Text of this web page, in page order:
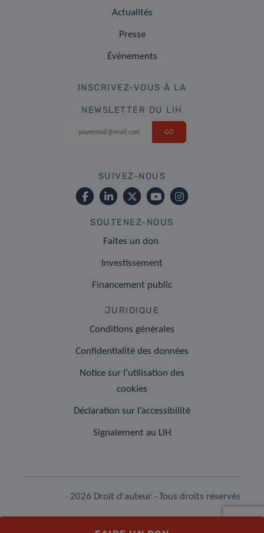
Actualités
Presse
Événements
INSCRIVEZ-VOUS À LA
NEWSLETTER DU LIH
SUIVEZ-NOUS
SOUTENEZ-NOUS
Faites un don
Investissement
Financement public
JURIDIQUE
Conditions générales
Confidentialité des données
Notice sur l’utilisation des
cookies
Déclaration sur l’accessibilité
Signalement au LIH
2026 Droit d'auteur - Tous droits réservés